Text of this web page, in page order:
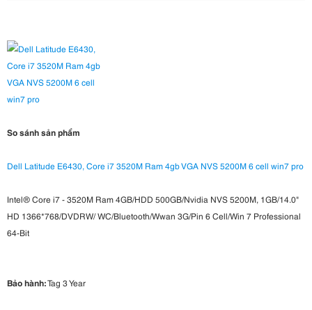
So sánh sản phẩm
Dell Latitude E6430, Core i7 3520M Ram 4gb VGA NVS 5200M 6 cell win7 pro
Intel® Core i7 - 3520M Ram 4GB/HDD 500GB/Nvidia NVS 5200M, 1GB/14.0"
HD 1366*768/DVDRW/ WC/Bluetooth/Wwan 3G/Pin 6 Cell/Win 7 Professional
64-Bit
Bảo hành:Tag 3 Year